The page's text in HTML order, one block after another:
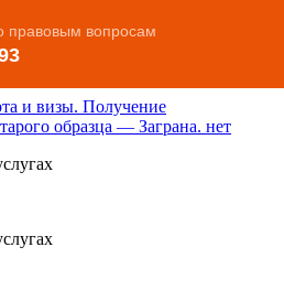
и визы. Получение
образца — Заграна. нет